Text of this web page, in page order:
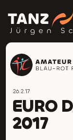
26.2.17
EURO
2017